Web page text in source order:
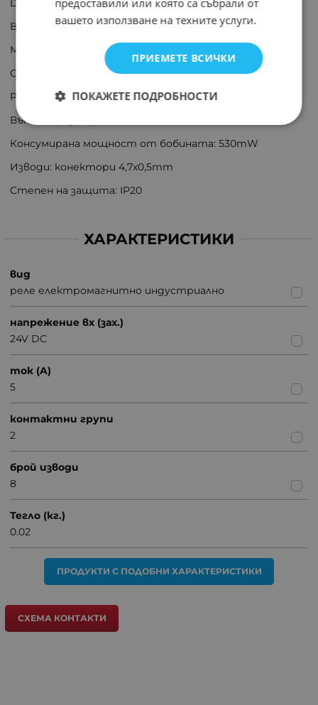
DC
Версия реле: промишлено
Монтаж: цокъл
Серия релета: DRI-2C
Работна температура: -40...55°C
Външни размери: 13x31x33,5mm
Консумирана мощност от бобината: 530mW
Изводи: конектори 4,7x0,5mm
Степен на защита: IP20
ХАРАКТЕРИСТИКИ
вид
реле електромагнитно индустриално
напрежение вх (зах.)
24V DC
ток (A)
5
контактни групи
2
брой изводи
8
Тегло (кг.)
0.02
ПРОДУКТИ С ПОДОБНИ ХАРАКТЕРИСТИКИ
СХЕМА КОНТАКТИ
предоставили или която са събрали от
вашето използване на техните услуги.
ПРИЕМЕТЕ ВСИЧКИ
ПОКАЖЕТЕ ПОДРОБНОСТИ